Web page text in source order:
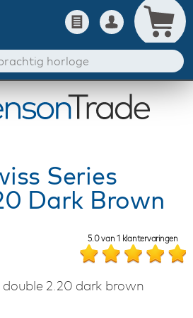
Series
Dark Brown
double 2.20 dark brown
5.0van1 klantervaringen